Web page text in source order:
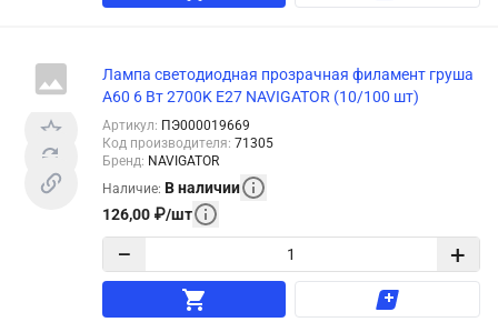
Лампа светодиодная прозрачная филамент груша
A60 6 Вт 2700K E27 NAVIGATOR (10/100 шт)
Артикул: ПЭ000019669
Код производителя: 71305
Бренд: NAVIGATOR
Наличие: В наличии
126,00 ₽/шт
− +